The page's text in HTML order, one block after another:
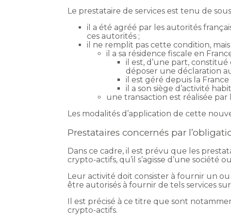
Le prestataire de services est tenu de
il a été agréé par les autorités
ces autorités ;
il ne remplit pas cette condition,
il a sa résidence fiscale en
il est, d’une part,
déposer une déclaration
il est géré depuis la France
il a son siège d’activité
une transaction est réalisée par
Les modalités d’application de cette
Prestataires concernés par
Dans ce cadre, il est prévu que les
crypto-actifs, qu’il s’agisse d’une société
Leur activité doit consister à fournir un
être autorisés à fournir de tels services
Il est précisé à ce titre que sont
crypto-actifs.